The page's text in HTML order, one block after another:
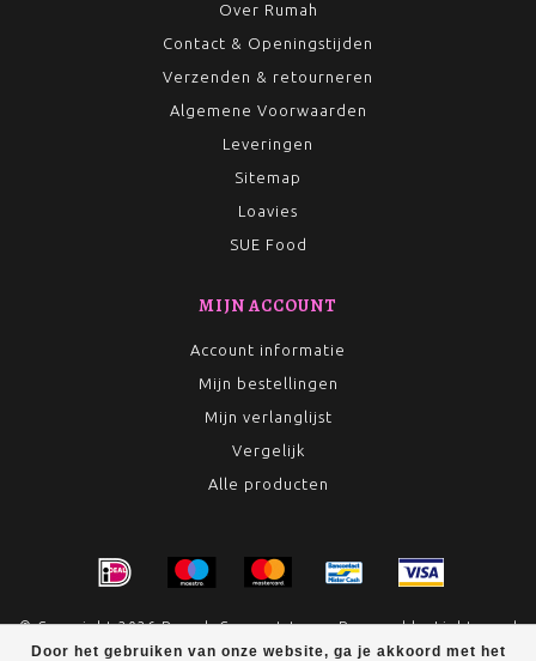
Door het gebruiken van onze website, ga je akkoord met het
Over Rumah
Contact & Openingstijden
Verzenden & retourneren
Algemene Voorwaarden
Leveringen
Sitemap
Loavies
SUE Food
MIJN ACCOUNT
Account informatie
Mijn bestellingen
Mijn verlanglijst
Vergelijk
Alle producten
© Copyright 2026 Rumah Conceptstore - Powered byLightspeed
- Theme by Dyvelopment